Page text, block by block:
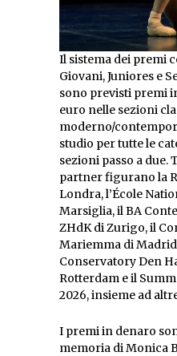
Il sistema dei premi
Giovani, Juniores e
sono previsti premi
euro nelle sezioni
moderno/
studio per tutte le
sezioni passo a due.
partner figurano la
Londra, l’École
Marsiglia, il BA
ZHdK di Zurigo, il
Mariemma di
Conservatory Den
Rotterdam e il
2026, insieme ad
I premi in denaro
memoria di Monica